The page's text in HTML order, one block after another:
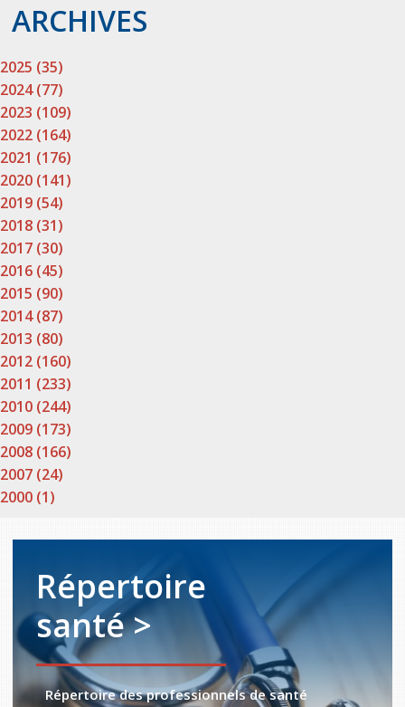
ARCHIVES
2025 (35)
2024 (77)
2023 (109)
2022 (164)
2021 (176)
2020 (141)
2019 (54)
2018 (31)
2017 (30)
2016 (45)
2015 (90)
2014 (87)
2013 (80)
2012 (160)
2011 (233)
2010 (244)
2009 (173)
2008 (166)
2007 (24)
2000 (1)
Répertoire
santé >
Répertoire des professionnels de santé